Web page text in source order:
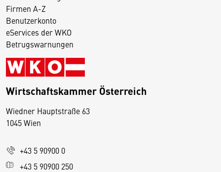
Firmen A-Z
Benutzerkonto
eServices der WKO
Betrugswarnungen
Wirtschaftskammer Österreich
Wiedner Hauptstraße 63
1045 Wien
+43 5 90900 0
+43 5 90900 250
D
s
e